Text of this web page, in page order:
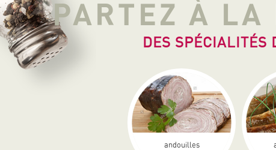
PARTEZ À LA
DES SPÉCIALITÉS
andouilles